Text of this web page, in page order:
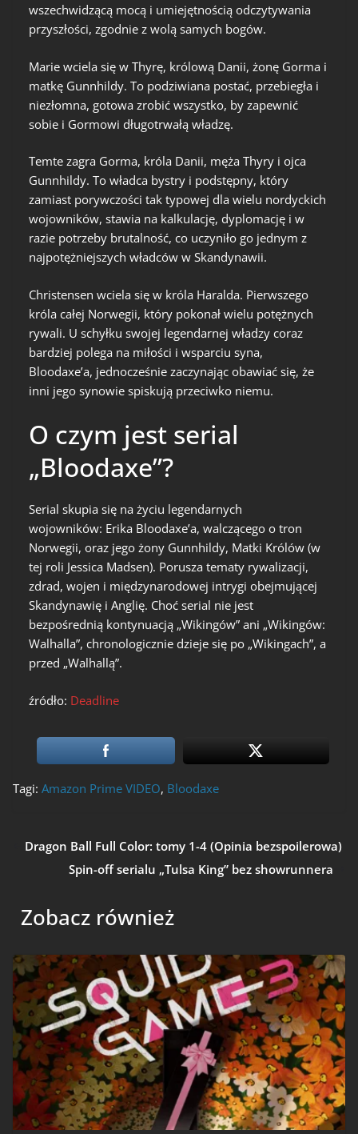
wszechwidzącą mocą i umiejętnością odczytywania
przyszłości, zgodnie z wolą samych bogów.
Marie wciela się w Thyrę, królową Danii, żonę Gorma i
matkę Gunnhildy. To podziwiana postać, przebiegła i
niezłomna, gotowa zrobić wszystko, by zapewnić
sobie i Gormowi długotrwałą władzę.
Temte zagra Gorma, króla Danii, męża Thyry i ojca
Gunnhildy. To władca bystry i podstępny, który
zamiast porywczości tak typowej dla wielu nordyckich
wojowników, stawia na kalkulację, dyplomację i w
razie potrzeby brutalność, co uczyniło go jednym z
najpotężniejszych władców w Skandynawii.
Christensen wciela się w króla Haralda. Pierwszego
króla całej Norwegii, który pokonał wielu potężnych
rywali. U schyłku swojej legendarnej władzy coraz
bardziej polega na miłości i wsparciu syna,
Bloodaxe’a, jednocześnie zaczynając obawiać się, że
inni jego synowie spiskują przeciwko niemu.
O czym jest serial
„Bloodaxe”?
Serial skupia się na życiu legendarnych
wojowników: Erika Bloodaxe’a, walczącego o tron
Norwegii, oraz jego żony Gunnhildy, Matki Królów (w
tej roli Jessica Madsen). Porusza tematy rywalizacji,
zdrad, wojen i międzynarodowej intrygi obejmującej
Skandynawię i Anglię. Choć serial nie jest
bezpośrednią kontynuacją „Wikingów” ani „Wikingów:
Walhalla”, chronologicznie dzieje się po „Wikingach”, a
przed „Walhallą”.
źródło: Deadline
Tagi: Amazon Prime VIDEO, Bloodaxe
Dragon Ball Full Color: tomy 1-4 (Opinia bezspoilerowa)
Spin-off serialu „Tulsa King” bez showrunnera
Zobacz również